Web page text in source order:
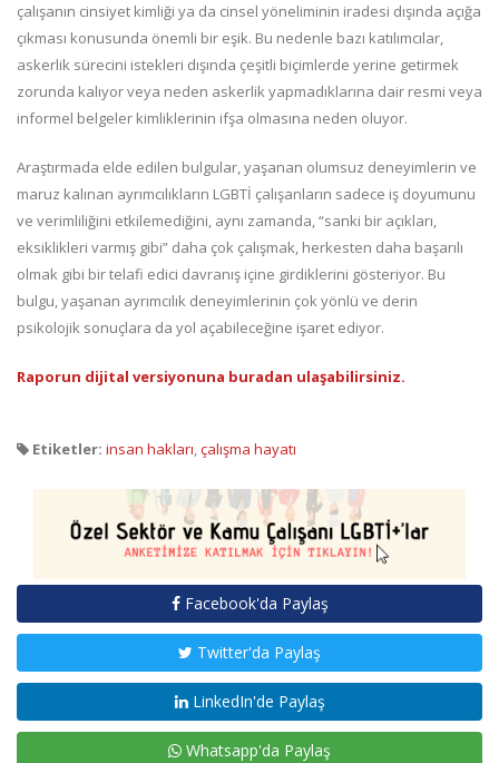
çalışanın cinsiyet kimliği ya da cinsel yöneliminin iradesi dışında açığa
çıkması konusunda önemli bir eşik. Bu nedenle bazı katılımcılar,
askerlik sürecini istekleri dışında çeşitli biçimlerde yerine getirmek
zorunda kalıyor veya neden askerlik yapmadıklarına dair resmi veya
informel belgeler kimliklerinin ifşa olmasına neden oluyor.
Araştırmada elde edilen bulgular, yaşanan olumsuz deneyimlerin ve
maruz kalınan ayrımcılıkların LGBTİ çalışanların sadece iş doyumunu
ve verimliliğini etkilemediğini, aynı zamanda, “sanki bir açıkları,
eksiklikleri varmış gibi” daha çok çalışmak, herkesten daha başarılı
olmak gibi bir telafi edici davranış içine girdiklerini gösteriyor. Bu
bulgu, yaşanan ayrımcılık deneyimlerinin çok yönlü ve derin
psikolojik sonuçlara da yol açabileceğine işaret ediyor.
Raporun dijital versiyonuna buradan ulaşabilirsiniz.
Etiketler: insan hakları,çalışma hayatı
Facebook'da Paylaş
Twitter'da Paylaş
LinkedIn'de Paylaş
Whatsapp'da Paylaş